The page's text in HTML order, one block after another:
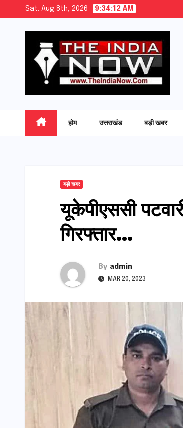
Sat. Aug 8th, 2026 9:34:13 AM
होम उत्तराखंड बड़ी खबर
बड़ी खबर
यूकेपीएससी
गिरफ्तार…
By admin
MAR 20, 2023